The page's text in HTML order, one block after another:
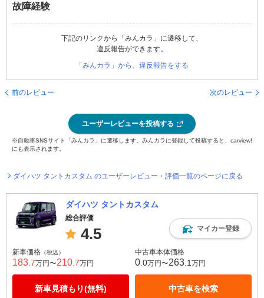
故障経験
下記のリンクから「みんカラ」に遷移して、
違反報告ができます。
「みんカラ」から、違反報告をする
前のレビュー 次のレビュー
ユーザーレビューを投稿する
※自動車SNSサイト「みんカラ」に遷移します。みんカラに登録して投稿すると、carview!
にも表示されます。
ダイハツ タントカスタム のユーザーレビュー・評価一覧のページに戻る
ダイハツ タントカスタム
総合評価
4.5 マイカー登録
新車価格 （税込）
183 .7万円〜210 .7万円
新車見積もり(無料)
中古車本体価格
0 .0万円〜263 .1 万円
中古車を検索